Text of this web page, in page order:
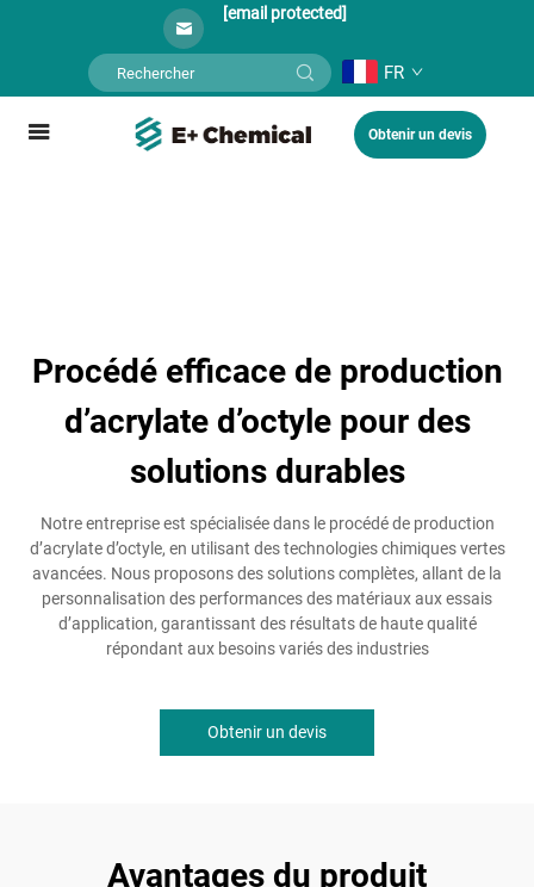
[email protected]
FR
Obtenir un devis
Procédé efficace de production
d’acrylate d’octyle pour des
solutions durables
Notre entreprise est spécialisée dans le procédé de production
d’acrylate d’octyle, en utilisant des technologies chimiques vertes
avancées. Nous proposons des solutions complètes, allant de la
personnalisation des performances des matériaux aux essais
d’application, garantissant des résultats de haute qualité
répondant aux besoins variés des industries
Obtenir un devis
Avantages du produit